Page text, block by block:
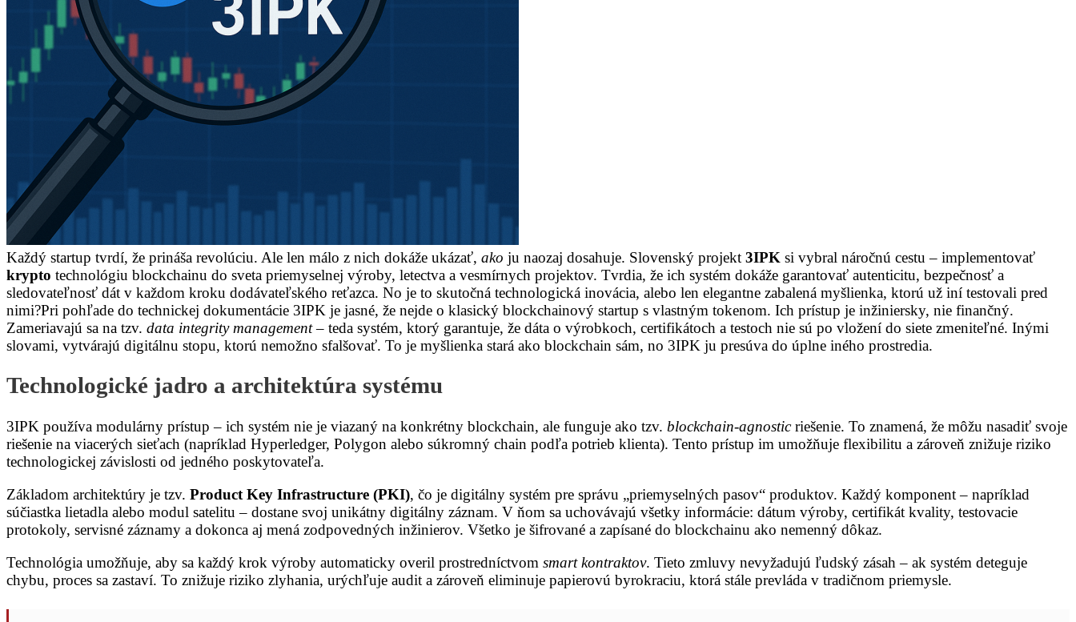
Každý startup tvrdí, že prináša revolúciu. Ale len málo z nich dokáže ukázať, ako ju naozaj dosahuje. Slovenský projekt 3IPK si vybral náročnú cestu – implementovať
krypto technológiu blockchainu do sveta priemyselnej výroby, letectva a vesmírnych projektov. Tvrdia, že ich systém dokáže garantovať autenticitu, bezpečnosť a
sledovateľnosť dát v každom kroku dodávateľského reťazca. No je to skutočná technologická inovácia, alebo len elegantne zabalená myšlienka, ktorú už iní testovali pred
nimi?Pri pohľade do technickej dokumentácie 3IPK je jasné, že nejde o klasický blockchainový startup s vlastným tokenom. Ich prístup je inžiniersky, nie finančný.
Zameriavajú sa na tzv. data integrity management– teda systém, ktorý garantuje, že dáta o výrobkoch, certifikátoch a testoch nie sú po vložení do siete zmeniteľné. Inými
slovami, vytvárajú digitálnu stopu, ktorú nemožno sfalšovať. To je myšlienka stará ako blockchain sám, no 3IPK ju presúva do úplne iného prostredia.
Technologické jadro a architektúra systému
3IPK používa modulárny prístup – ich systém nie je viazaný na konkrétny blockchain, ale funguje ako tzv. blockchain-agnosticriešenie. To znamená, že môžu nasadiť svoje
riešenie na viacerých sieťach (napríklad Hyperledger, Polygon alebo súkromný chain podľa potrieb klienta). Tento prístup im umožňuje flexibilitu a zároveň znižuje riziko
technologickej závislosti od jedného poskytovateľa.
Základom architektúry je tzv. Product Key Infrastructure (PKI), čo je digitálny systém pre správu „priemyselných pasov“ produktov. Každý komponent – napríklad
súčiastka lietadla alebo modul satelitu – dostane svoj unikátny digitálny záznam. V ňom sa uchovávajú všetky informácie: dátum výroby, certifikát kvality, testovacie
protokoly, servisné záznamy a dokonca aj mená zodpovedných inžinierov. Všetko je šifrované a zapísané do blockchainu ako nemenný dôkaz.
Technológia umožňuje, aby sa každý krok výroby automaticky overil prostredníctvom smart kontraktov. Tieto zmluvy nevyžadujú ľudský zásah – ak systém deteguje
chybu, proces sa zastaví. To znižuje riziko zlyhania, urýchľuje audit a zároveň eliminuje papierovú byrokraciu, ktorá stále prevláda v tradičnom priemysle.